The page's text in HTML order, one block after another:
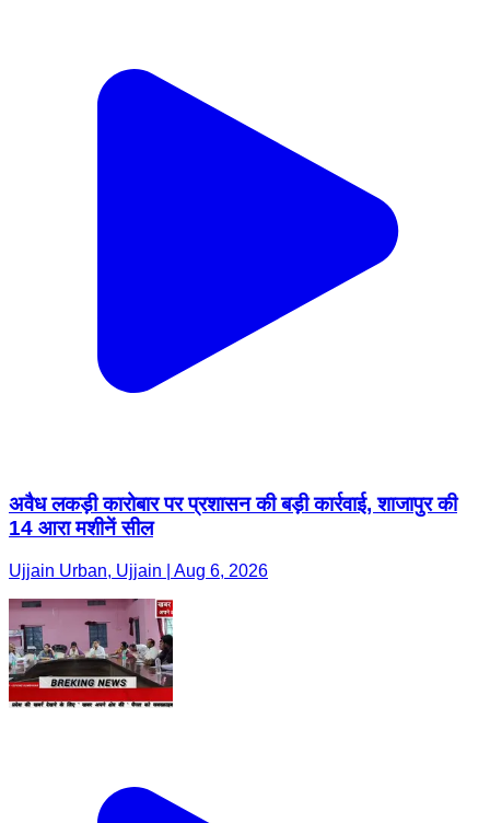
अवैध लकड़ी कारोबार पर प्रशासन की बड़ी कार्रवाई, शाजापुर की
14 आरा मशीनें सील
Ujjain Urban, Ujjain | Aug 6, 2026